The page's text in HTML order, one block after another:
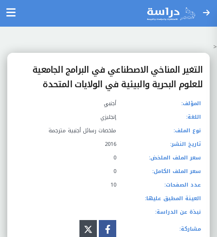
<
التغير المناخي الاصطناعي في البرامج الجامعية
للعلوم البحرية والبيئية في الولايات المتحدة
المؤلف:
أجنبي
اللغة:
إنجليزي
نوع الملف:
ملخصات رسائل أجنبية مترجمة
تاريخ النشر:
2016
سعر الملف الملخض:
0
سعر الملف الكامل:
0
عدد الصفحات:
10
العينة المطبق عليها:
نبذة عن الدراسة:
مشاركة: